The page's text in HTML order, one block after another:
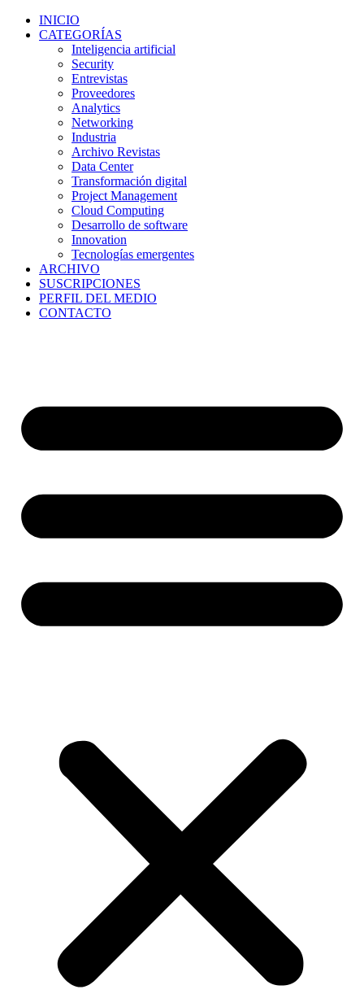
INICIO
CATEGORÍAS
Inteligencia artificial
Security
Entrevistas
Proveedores
Analytics
Networking
Industria
Archivo Revistas
Data Center
Transformación digital
Project Management
Cloud Computing
Desarrollo de software
Innovation
Tecnologías emergentes
ARCHIVO
SUSCRIPCIONES
PERFIL DEL MEDIO
CONTACTO